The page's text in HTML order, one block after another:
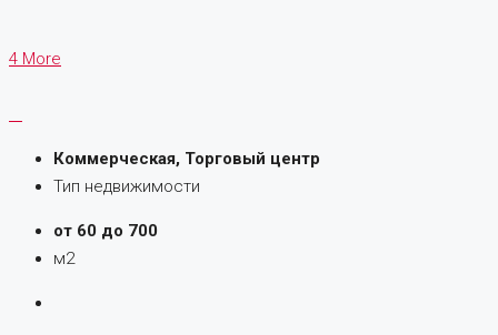
4 More
Коммерческая, Торговый центр
Тип недвижимости
от 60 до 700
м2